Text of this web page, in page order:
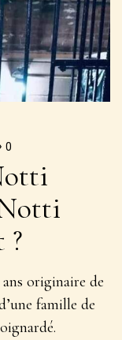
?
originaire de
famille de